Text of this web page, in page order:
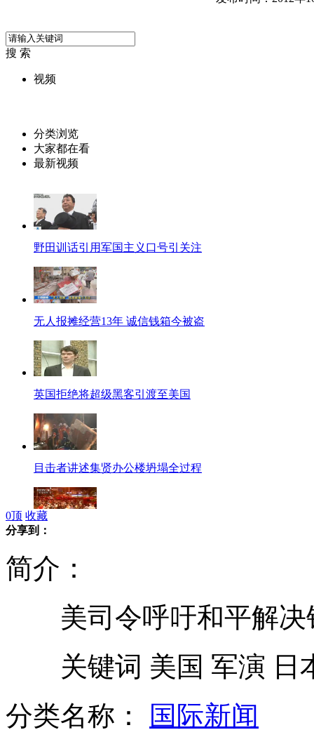
搜 索
视频
分类浏览
大家都在看
最新视频
野田训话引用军国主义口号引关注
无人报摊经营13年 诚信钱箱今被盗
英国拒绝将超级黑客引渡至美国
目击者讲述集贤办公楼坍塌全过程
莫斯科一市场火灾致10多人伤亡
0顶 收藏
分享到：
简介：
美司令呼吁和平解决
关键词 美国 军演 日
分类名称：
国际新闻